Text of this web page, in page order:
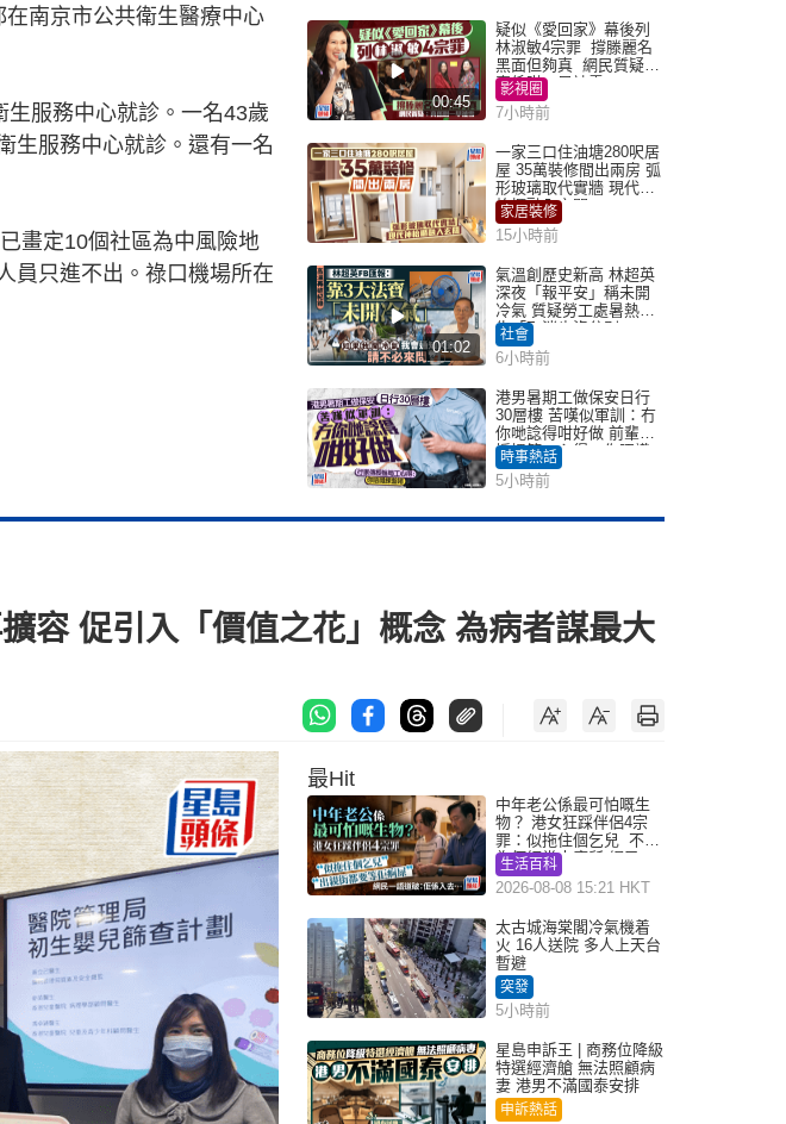
南京市公共衛生醫療中心
服務中心就診。一名43歲
生服務中心就診。還有一名
畫定10個社區為中風險地
員只進不出。祿口機場所在
00:45
疑似《愛回家》幕後列
林淑敏4宗罪 撐滕麗名
黑面但夠真 網民質疑：
真係咁一早被雪
影視圈
7小時前
一家三口住油塘280呎居
屋 35萬裝修間出兩房 弧
形玻璃取代實牆 現代神
枱櫃融入玄關
家居裝修
15小時前
01:02
氣溫創歷史新高 林超英
深夜「報平安」稱未開
冷氣 質疑勞工處暑熱警
告「取消也沒分別」
社會
6小時前
港男暑期工做保安日行
30層樓 苦嘆似軍訓：冇
你哋諗得咁好做 前輩傳
授搵筍工心得：你唔識
揀盤啫｜Juicy叮
時事熱話
5小時前
容 促引入「價值之花」概念 為病者謀最大
最Hit
中年老公係最可怕嘅生
物？ 港女狂踩伴侶4宗
罪：似拖住個乞兒 不解
為何經常去廁所 網民一
語道破
生活百科
2026-08-08 15:21 HKT
太古城海棠閣冷氣機着
火 16人送院 多人上天台
暫避
突發
5小時前
星島申訴王 | 商務位降級
特選經濟艙 無法照顧病
妻 港男不滿國泰安排
申訴熱話